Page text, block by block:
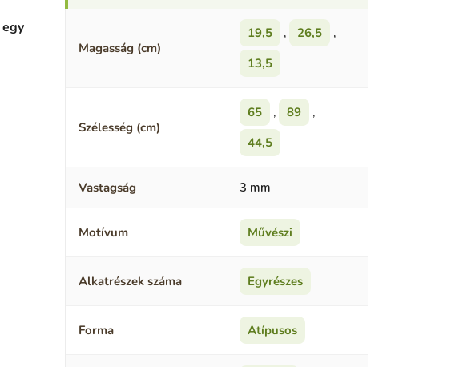
egy
Magasság (cm)
19,5 , 26,5
,
13,5
Szélesség (cm)
65 , 89
,
44,5
Vastagság 3 mm
Motívum Művészi
Alkatrészek száma Egyrészes
Forma Atípusos